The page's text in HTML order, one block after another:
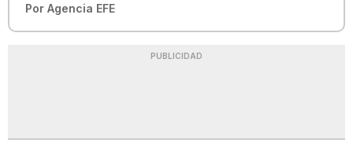
Por Agencia EFE
PUBLICIDAD